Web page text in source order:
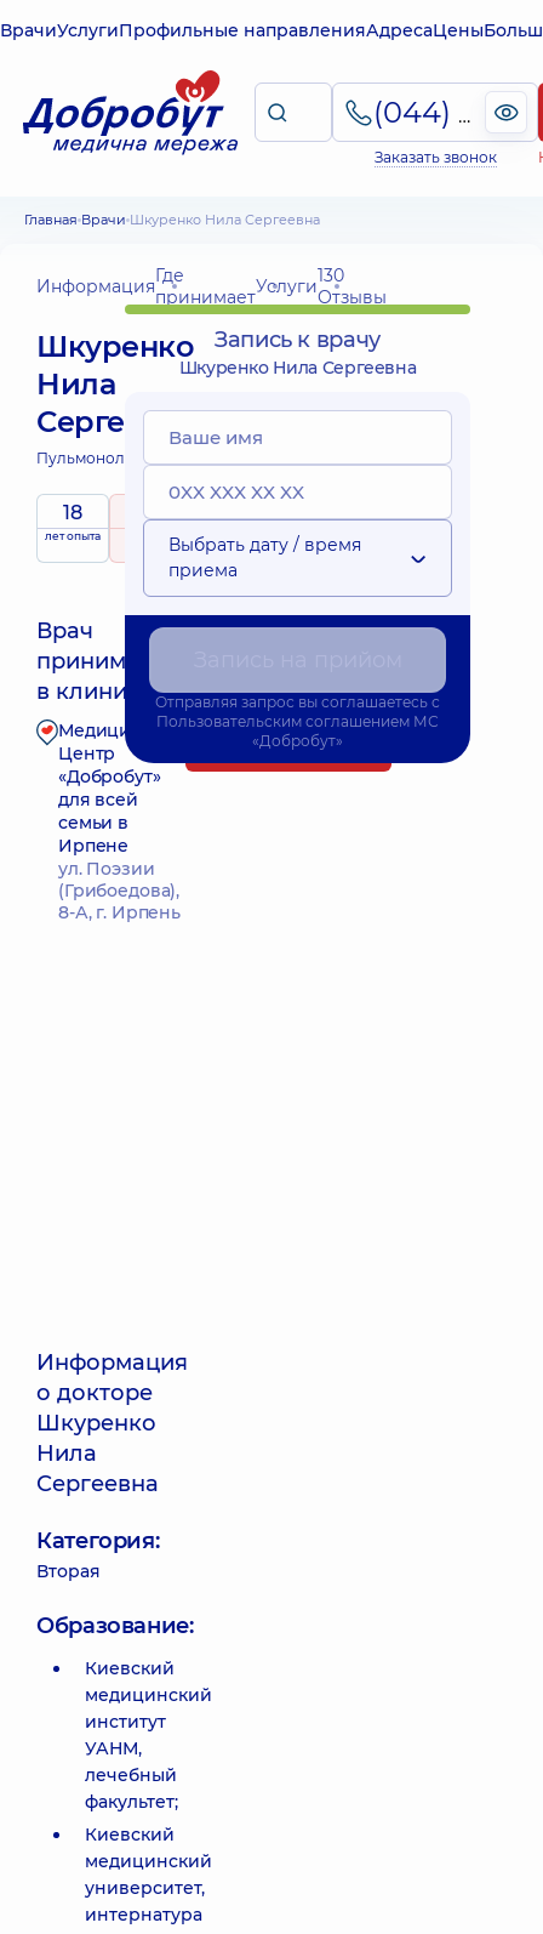
ВрачиУслугиПрофильные направленияАдресаЦены
(044) 495-2-888
Заказать звонок
Главная Врачи Шкуренко Нила Сергеевна
ИнформацияГде
принимаетУслуги130
Отзывы
Шкуренко
Нила
Сергеевна
Пульмонолог;
18
лет опыта
4.9 / 5
рейтингна основе
130 Отзывы
Врач
принимает
в клинике
Медицинский
Центр
«Добробут»
для всей
семьи в
Ирпене
ул. Поэзии
(Грибоедова),
8-А, г. Ирпень
Запись к врачу
Информация
о докторе
Шкуренко
Нила
Сергеевна
Категория:
Вторая
Образование:
Киевский
медицинский
институт
УАНМ,
лечебный
факультет;
Киевский
медицинский
университет,
интернатура
Запись к врачу
Шкуренко Нила Сергеевна
Выбрать дату / время
приема
Отправляя запрос вы соглашаетесь с
Пользовательским соглашением МС
«Добробут»